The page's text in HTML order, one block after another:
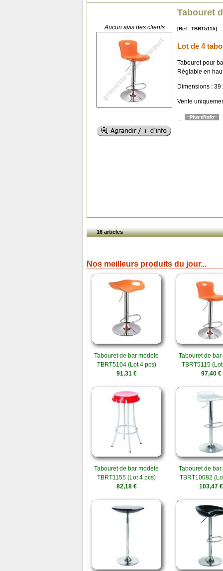
Aucun avis des clients
Tabouret
[Ref : TBRT5115]
Lot de 4
Tabouret pour
Réglable en
Dimensions : 39
Vente
16 articles
Nos meilleurs produits du jour...
Tabouret de bar modèle
TBRT5104 (Lot 4 pcs)
91,31 €
Tabouret de
TBRT5115
97,40 €
Tabouret de bar modèle
TBRT1155 (Lot 4 pcs)
82,18 €
Tabouret de
TBRT10082
103,47 €